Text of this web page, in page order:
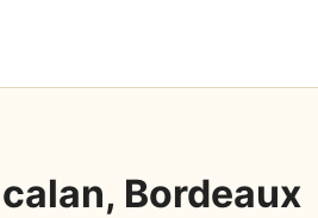
Bordeaux